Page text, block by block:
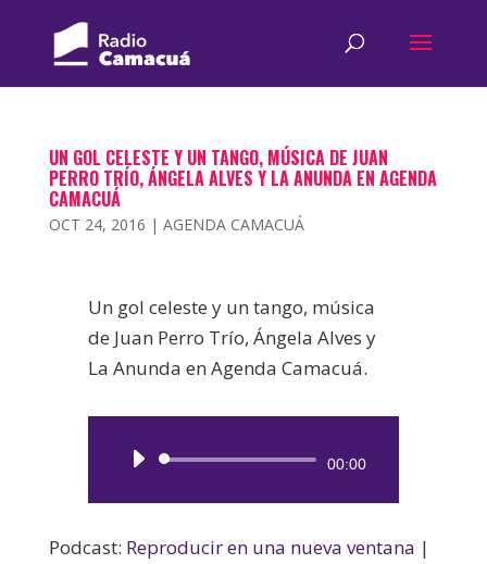
UN GOL CELESTE Y UN TANGO, MÚSICA DE JUAN
PERRO TRÍO, ÁNGELA ALVES Y LA ANUNDA EN AGENDA
CAMACUÁ
OCT 24, 2016 | AGENDA CAMACUÁ
Un gol celeste y un tango, música
de Juan Perro Trío, Ángela Alves y
La Anunda en Agenda Camacuá.
Reproductor
00:00
Podcast: Reproducir en una nueva ventana |